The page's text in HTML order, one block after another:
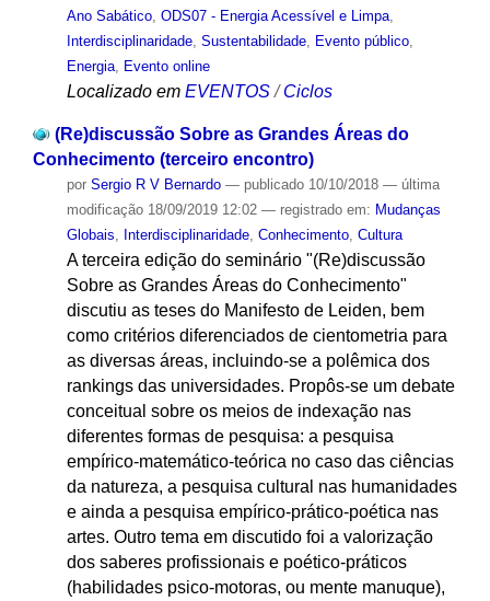
Ano Sabático, ODS07 - Energia Acessível e Limpa,
Interdisciplinaridade, Sustentabilidade, Evento público,
Energia, Evento online
Localizado em EVENTOS /Ciclos
(Re)discussão Sobre as Grandes Áreas do
Conhecimento (terceiro encontro)
por Sergio R V Bernardo — publicado10/10/2018 — última
modificação18/09/2019 12:02 — registrado em: Mudanças
Globais
Interdisciplinaridade, Conhecimento, Cultura
A terceira edição do seminário "(Re)discussão
Sobre as Grandes Áreas do Conhecimento"
discutiu as teses do Manifesto de Leiden, bem
como critérios diferenciados de cientometria para
as diversas áreas, incluindo-se a polêmica dos
rankings das universidades. Propôs-se um debate
conceitual sobre os meios de indexação nas
diferentes formas de pesquisa: a pesquisa
empírico-matemático-teórica no caso das ciências
da natureza, a pesquisa cultural nas humanidades
e ainda a pesquisa empírico-prático-poética nas
artes. Outro tema em discutido foi a valorização
dos saberes profissionais e poético-práticos
(habilidades psico-motoras, ou mente manuque),